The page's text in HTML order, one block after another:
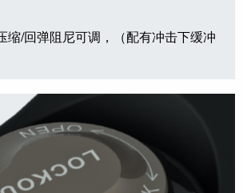
缩/回弹阻尼可调，（配有冲击下缓冲